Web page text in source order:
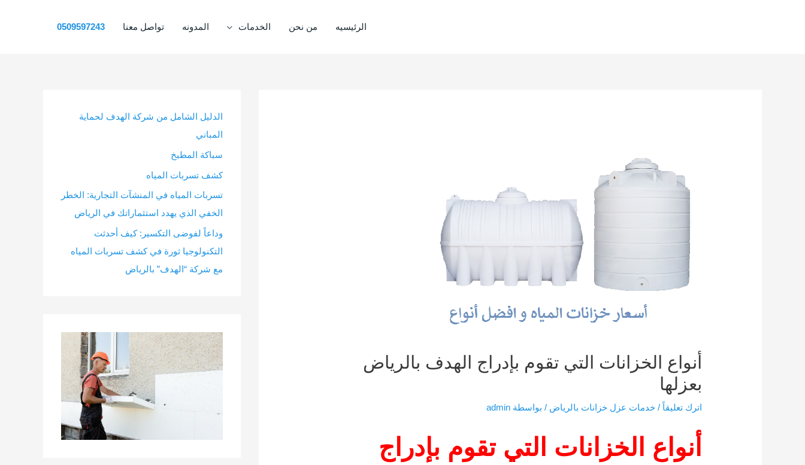
الرئيسيه من نحن الخدمات المدونه تواصل معنا 0509597243
أنواع الخزانات التي تقوم بإدراج الهدف بالرياض
بعزلها
اترك تعليقاً /خدمات عزل خزانات بالرياض / بواسطة admin
أنواع الخزانات التي تقوم بإدراج
الدليل الشامل من شركة الهدف لحماية
المباني
سباكة المطبخ
كشف تسربات المياه
تسربات المياه في المنشآت التجارية: الخطر
الخفي الذي يهدد استثماراتك في الرياض
وداعاً لفوضى التكسير: كيف أحدثت
التكنولوجيا ثورة في كشف تسربات المياه
مع شركة “الهدف” بالرياض